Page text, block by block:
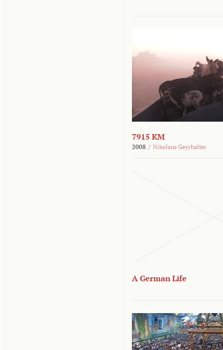
7915 KM
2008 / Nikolaus Geyrhalter
A German Life